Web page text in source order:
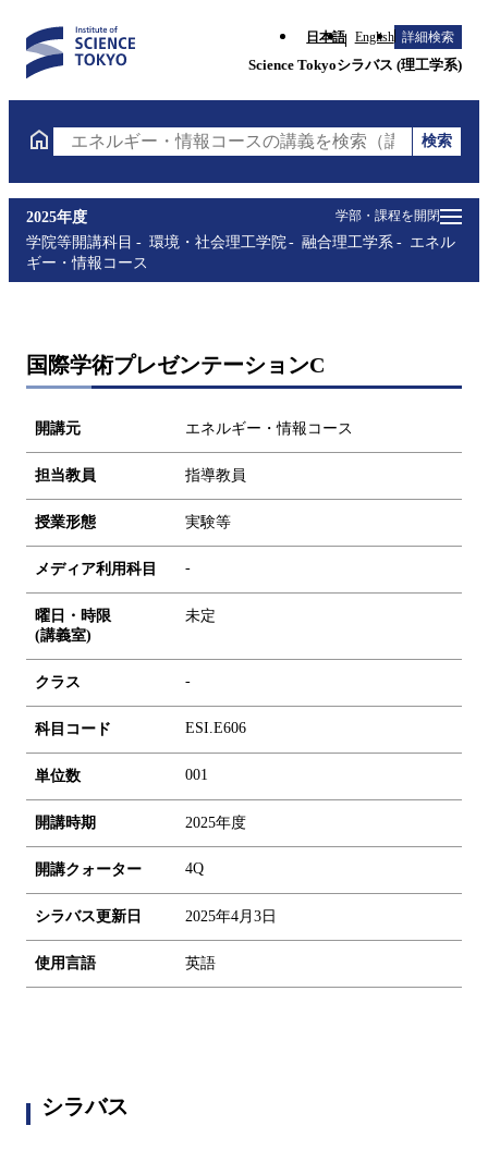
日本語 English 詳細検索
Science Tokyoシラバス (理工学系)
エネルギー・情報コースの講義を検索（講義名・科
検索
学部・課程を開閉
2025年度
学院等開講科目
環境・社会理工学院 融合理工学系
エネル
ギー・情報コース
国際学術プレゼンテーションC
開講元 エネルギー・情報コース
担当教員 指導教員
授業形態 実験等
メディア利用科目 -
曜日・時限
(講義室)
未定
クラス -
科目コード ESI.E606
単位数 001
開講時期 2025年度
開講クォーター 4Q
シラバス更新日 2025年4月3日
使用言語 英語
シラバス